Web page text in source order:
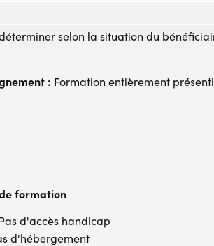
selon la situation du
: Formation entièrement
formation
d'accès handicap
d'hébergement